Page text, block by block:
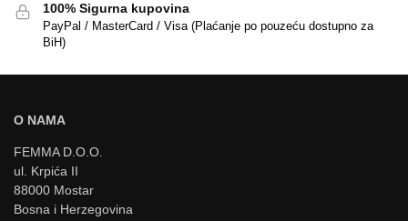
100% Sigurna kupovina
PayPal / MasterCard / Visa (Plaćanje po pouzeću dostupno za
BiH)
O NAMA
FEMMA D.O.O.
ul. Krpića II
88000 Mostar
Bosna i Herzegovina